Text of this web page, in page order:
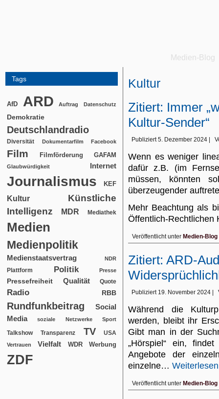
Medien-Blog
Tags
AfD ARD Auftrag Datenschutz
Demokratie
Deutschlandradio
Diversität Dokumentarfilm Facebook
Film Filmförderung GAFAM
Glaubwürdigkeit Internet
Journalismus KEF
Kultur
Künstliche
Intelligenz
MDR Mediathek
Medien
Medienpolitik
Medienstaatsvertrag NDR
Plattform Politik Presse
Pressefreiheit Qualität Quote
Radio RBB
Rundfunkbeitrag
Social
Media
soziale Netzwerke Sport
Talkshow Transparenz TV USA
Vertrauen Vielfalt WDR Werbung
ZDF
Kultur
Zitiert: Immer
Kultur-Sender“
Publiziert 5. Dezember 2024
Wenn es weniger
dafür z.B. (im
müssen, könnten
überzeugender
Mehr Beachtung als
Öffentlich-
Veröffentlicht unter Medien-Blog
Zitiert: ARD-
Publiziert 19. November 2024
Während die
werden, bleibt ihr
Gibt man in der
„Hörspiel“ ein,
Angebote der
einzelne… Weiterlesen
Veröffentlicht unter Medien-Blog